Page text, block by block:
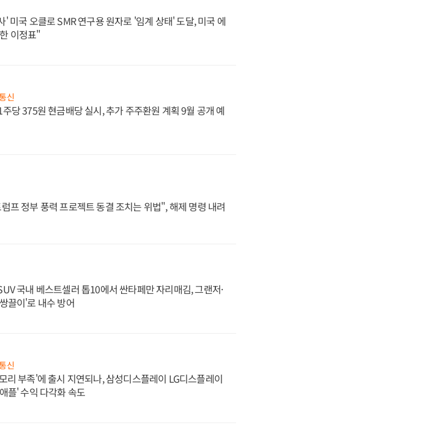
' 미국 오클로 SMR 연구용 원자로 '임계 상태' 도달, 미국 에
이정표"
신
당 375원 현금배당 실시, 추가 주주환원 계획 9월 공개 예
프 정부 풍력 프로젝트 동결 조치는 위법", 해제 명령 내려
국내 베스트셀러 톱10에서 싼타페만 자리매김, 그랜저·
끌이'로 내수 방어
신
리 부족'에 출시 지연되나, 삼성디스플레이 LG디스플레이
플' 수익 다각화 속도